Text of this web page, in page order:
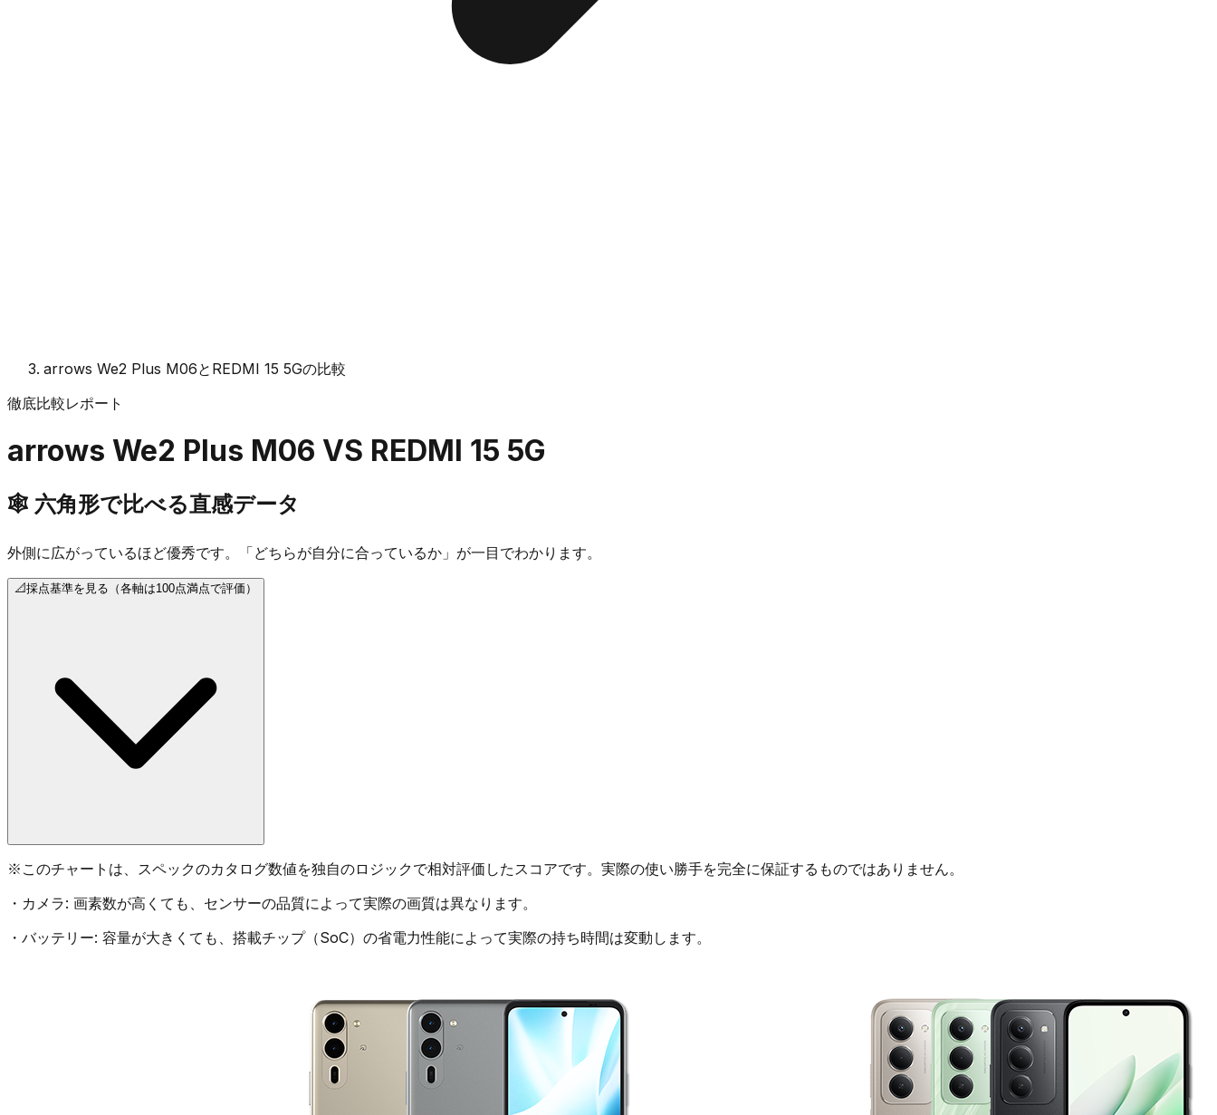
arrows We2 Plus M06とREDMI 15 5Gの比較
徹底比較レポート
arrows We2 Plus M06 VS REDMI 15 5G
🕸️ 六角形で比べる直感データ
外側に広がっているほど優秀です。「どちらが自分に合っているか」が一目でわかります。
📐採点基準を見る（各軸は100点満点で評価）
※ このチャートは、スペックのカタログ数値を独自のロジックで相対評価したスコアです。実際の使い勝手を完全に保証するものではありません。
・ カメラ: 画素数が高くても、センサーの品質によって実際の画質は異なります。
・ バッテリー: 容量が大きくても、搭載チップ（SoC）の省電力性能によって実際の持ち時間は変動します。